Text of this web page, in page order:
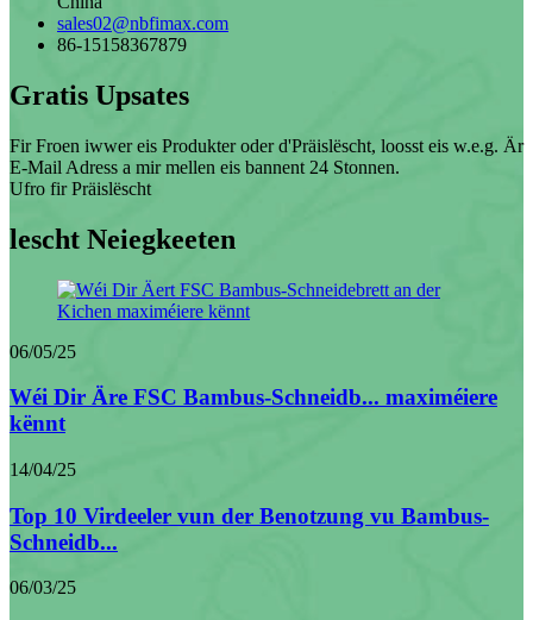
sales02@nbfimax.com
86-15158367879
Gratis Upsates
Fir Froen iwwer eis Produkter oder d'Präislëscht, loosst eis w.e.g. Är
E-Mail Adress a mir mellen eis bannent 24 Stonnen.
Ufro fir Präislëscht
lescht Neiegkeeten
06/05/25
Wéi Dir Äre FSC Bambus-Schneidb... maximéiere
kënnt
14/04/25
Top 10 Virdeeler vun der Benotzung vu Bambus-
Schneidb...
06/03/25